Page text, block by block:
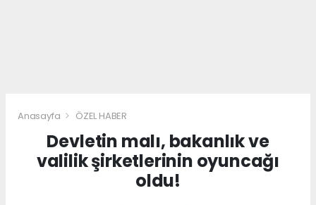
Anasayfa ÖZEL HABER
Devletin malı, bakanlık ve
valilik şirketlerinin oyuncağı
oldu!